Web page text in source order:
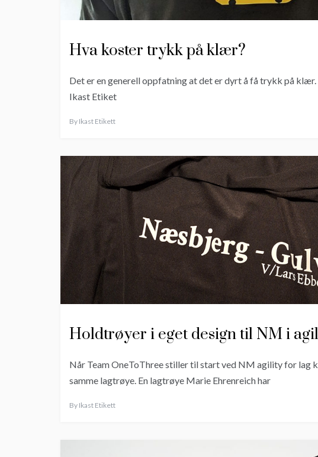
Hva koster trykk på klær?
Det er en generell oppfatning at det er dyrt å få trykk på
Ikast Etiket
By Ikast Etikett
Holdtrøyer i eget design til NM i
Når Team OneToThree stiller til start ved NM agility for lag
samme lagtrøye. En lagtrøye Marie Ehrenreich har
By Ikast Etikett